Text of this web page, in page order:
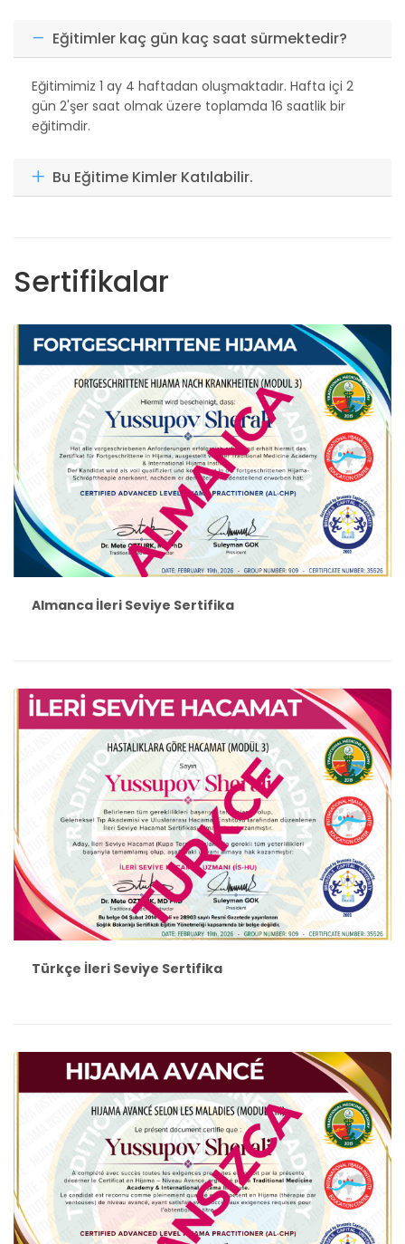
Eğitimler kaç gün kaç saat sürmektedir?
Eğitimimiz 1 ay 4 haftadan oluşmaktadır. Hafta içi 2
gün 2'şer saat olmak üzere toplamda 16 saatlik bir
eğitimdir.
Bu Eğitime Kimler Katılabilir.
Sertifikalar
Almanca İleri Seviye Sertifika
Türkçe İleri Seviye Sertifika